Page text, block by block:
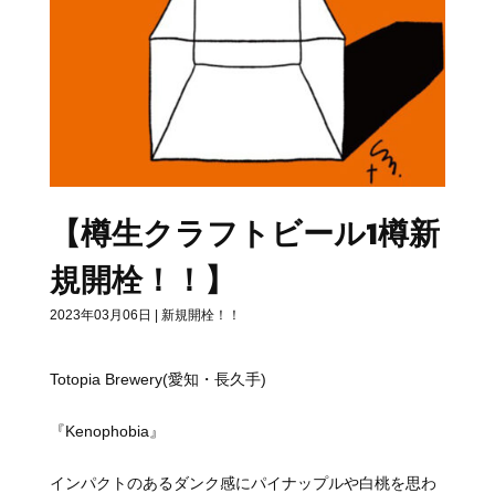
【樽生クラフトビール1樽新
規開栓！！】
2023年03月06日 | 新規開栓！！
Totopia Brewery(愛知・長久手)
『Kenophobia』
インパクトのあるダンク感にパイナップルや白桃を思わ